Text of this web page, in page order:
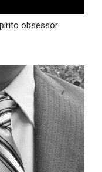
obsessor